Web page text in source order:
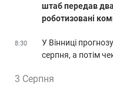
штаб передав два
роботизовані
8:30
У Вінниці
серпня, а потім
3 Серпня